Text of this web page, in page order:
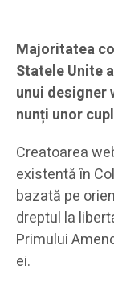
Majoritatea
Statele Unite
unui designer
nunți unor
Creatoarea
existentă în
bazată pe
dreptul la
Primului
ei.